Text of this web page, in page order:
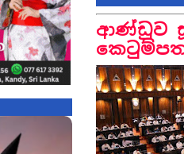
ආණ්ඩුව